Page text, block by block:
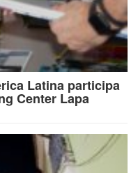
Latina participa
Center Lapa